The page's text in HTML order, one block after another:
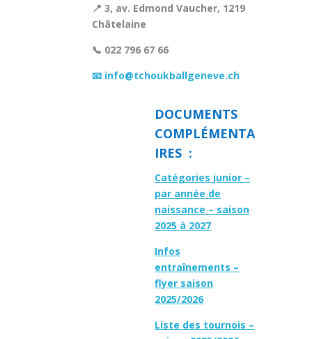
📍 3, av. Edmond Vaucher, 1219
Châtelaine
📞 022 796 67 66
📧 info@tchoukballgeneve.ch
DOCUMENTS
COMPLÉMENTA
IRES :
Catégories junior –
par année de
naissance – saison
2025 à 2027
Infos
entraînements –
flyer saison
2025/2026
Liste des tournois –